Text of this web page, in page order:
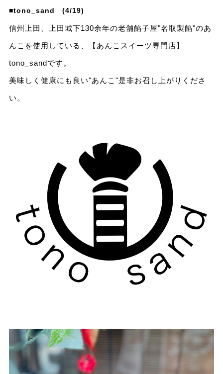
■tono_sand (4/19)
信州上田、上田城下130余年の老舗餡子屋"名取製餡"のあ
んこを使用している、【あんこスイーツ専門店】
tono_sandです。
美味しく健康にも良い"あんこ"是非お召し上がりくださ
い。